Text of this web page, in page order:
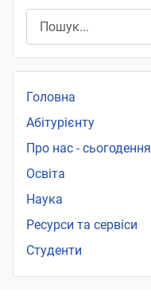
Головна
Абітурієнту
Про нас - сьогодення
Освіта
Наука
Ресурси та сервіси
Студенти